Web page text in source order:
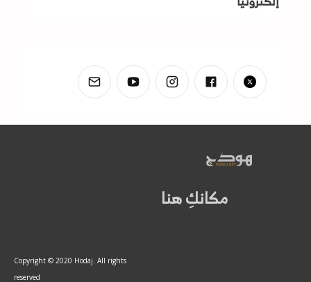
مكانكِ هنا
Copyright © 2020 Hodaj. All rights
reserved